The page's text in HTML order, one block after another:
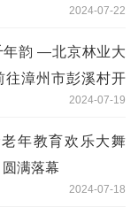
2024-07-22
年韵 —北京林业大
往漳州市彭溪村开
2024-07-19
年教育欢乐大舞
满落幕
2024-07-18